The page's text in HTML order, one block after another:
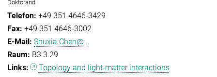
Doktorand
+49 351 4646-3429
+49 351 4646-3002
Shuxia.Chen@...
B3.3.29
Topology and light-matter interactions